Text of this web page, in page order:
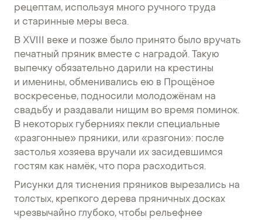
рецептам, используя много ручного труда
и старинные меры веса.
В XVIII веке и позже было принято было вручать
печатный пряник вместе с наградой. Такую
выпечку обязательно дарили на крестины
и именины, обменивались ею в Прощёное
воскресенье, подносили молодожёнам на
свадьбу и раздавали нищим во время поминок.
В некоторых губерниях пекли специальные
«разгонные» пряники, или «разгони»: после
застолья хозяева вручали их засидевшимся
гостям как намёк, что пора расходиться.
Рисунки для тиснения пряников вырезались на
толстых, крепкого дерева пряничных досках
чрезвычайно глубоко, чтобы рельефнее